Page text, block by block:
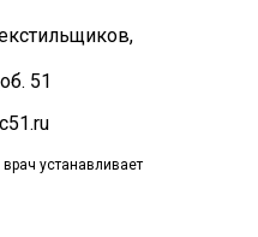
51
устанавливает